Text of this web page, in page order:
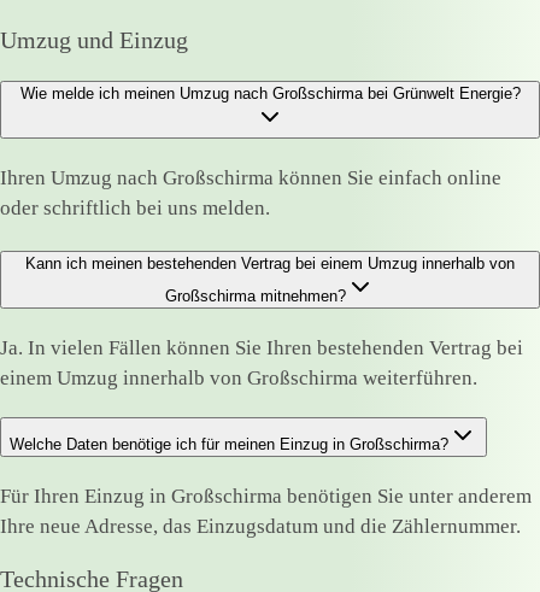
Umzug und Einzug
Wie melde ich meinen Umzug nach Großschirma bei Grünwelt Energie?
Ihren Umzug nach Großschirma können Sie einfach online
oder schriftlich bei uns melden.
Kann ich meinen bestehenden Vertrag bei einem Umzug innerhalb von
Großschirma mitnehmen?
Ja. In vielen Fällen können Sie Ihren bestehenden Vertrag bei
einem Umzug innerhalb von Großschirma weiterführen.
Welche Daten benötige ich für meinen Einzug in Großschirma?
Für Ihren Einzug in Großschirma benötigen Sie unter anderem
Ihre neue Adresse, das Einzugsdatum und die Zählernummer.
Technische Fragen